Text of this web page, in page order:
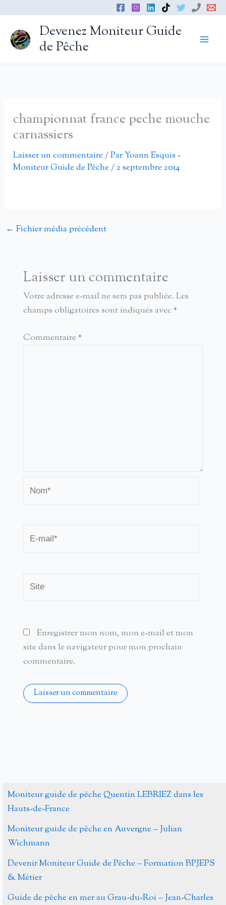
contenu
Devenez Moniteur Guide
de Pêche
championnat france peche mouche
carnassiers
Laisser un commentaire/ ParYoann Esquis -
Moniteur Guide de Pêche/2 septembre 2014
← Fichier média précédent
Laisser un commentaire
Votre adresse e-mail ne sera pas publiée. Les
champs obligatoires sont indiqués avec *
Commentaire *
mail*
Enregistrer mon nom, mon e-mail et mon
site dans le navigateur pour mon prochain
commentaire.
Moniteur guide de pêche Quentin LEBRIEZ dans les
Hauts-de-France
Moniteur guide de pêche en Auvergne – Julian
Wichmann
Devenir Moniteur Guide de Pêche – Formation BPJEPS
& Métier
Guide de pêche en mer au Grau-du-Roi – Jean-Charles